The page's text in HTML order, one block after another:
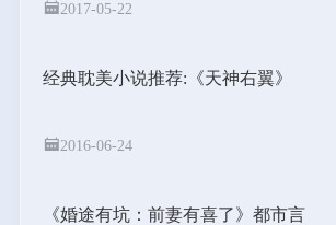
2017-05-22
经典耽美小说推荐:《天神右翼》
2016-06-24
《婚途有坑：前妻有喜了》都市言